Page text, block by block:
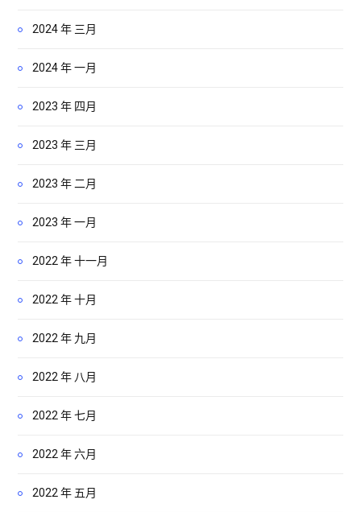
2024 年 三月
2024 年 一月
2023 年 四月
2023 年 三月
2023 年 二月
2023 年 一月
2022 年 十一月
2022 年 十月
2022 年 九月
2022 年 八月
2022 年 七月
2022 年 六月
2022 年 五月